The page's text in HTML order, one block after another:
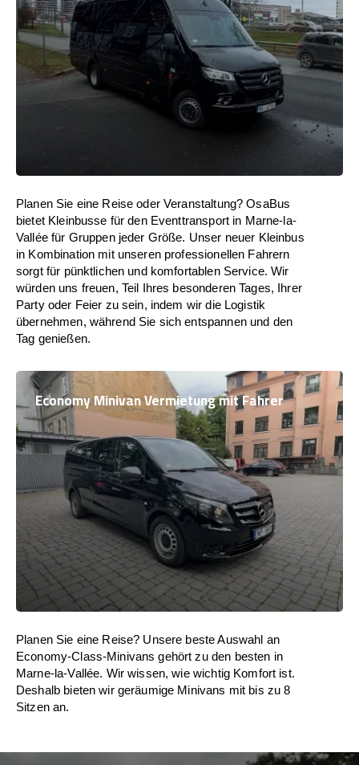
Planen Sie eine Reise oder Veranstaltung? OsaBus
bietet Kleinbusse für den Eventtransport in Marne-la-
Vallée für Gruppen jeder Größe. Unser neuer Kleinbus
in Kombination mit unseren professionellen Fahrern
sorgt für pünktlichen und komfortablen Service. Wir
würden uns freuen, Teil Ihres besonderen Tages, Ihrer
Party oder Feier zu sein, indem wir die Logistik
übernehmen, während Sie sich entspannen und den
Tag genießen.
Economy Minivan Vermietung mit Fahrer
Planen Sie eine Reise? Unsere beste Auswahl an
Economy-Class-Minivans gehört zu den besten in
Marne-la-Vallée. Wir wissen, wie wichtig Komfort ist.
Deshalb bieten wir geräumige Minivans mit bis zu 8
Sitzen an.